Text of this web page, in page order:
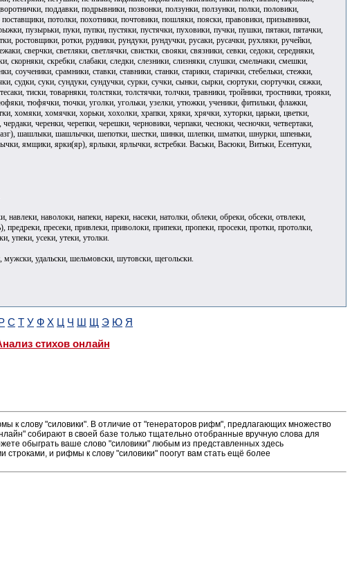
поддавки, подрывники, позвонки, ползунки, ползунки, полки, половики,
потолки, похотники, почтовики, пошляки, пояски, правовики, призывники,
пузырьки, пуки, пупки, пустяки, пустячки, пуховики, пучки, пушки, пятаки, пятачки,
ростовщики, ротки, рудники, рундуки, рундучки, русаки, русачки, рухляки, ручейки,
сверчки, светляки, светлячки, свистки, свояки, связники, севки, седоки, середняки,
скорняки, скребки, слабаки, следки, слезники, слизняки, слушки, смельчаки, смешки,
соученики, срамники, ставки, ставники, станки, старики, старички, стебельки, стежки,
судки, суки, сундуки, сундучки, сурки, сучки, сынки, сырки, сюртуки, сюртучки, сяжки,
тиски, товарняки, толстяки, толстячки, толчки, травники, тройники, тростники, трояки,
тюфячки, тючки, уголки, угольки, узелки, утюжки, ученики, фитильки, флажки,
хомяки, хомячки, хорьки, хохолки, храпки, хряки, хрячки, хуторки, царьки, цветки,
черенки, черепки, черешки, черновики, черпаки, чесноки, чесночки, четвертаки,
шашлыки, шашлычки, шепотки, шестки, шинки, шлепки, шматки, шнурки, шпеньки,
ямщики, ярки(яр), ярлыки, ярлычки, ястребки. Васьки, Васюки, Витьки, Есентуки,
наволоки, напеки, нареки, насеки, натолки, облеки, обреки, обсеки, отвлеки,
пресеки, привлеки, приволоки, припеки, пропеки, просеки, протки, протолки,
упеки, усеки, утеки, утолки.
удальски, шельмовски, шутовски, щегольски.
Р С Т У Ф Х Ц Ч Ш Щ Э Ю Я
стихов онлайн
слову "силовики". В отличие от "генераторов рифм", предлагающих множество
собирают в своей базе только тщательно отобранные вручную слова для
обыграть ваше слово "силовики" любым из представленных здесь
и рифмы к слову "силовики" поогут вам стать ещё более